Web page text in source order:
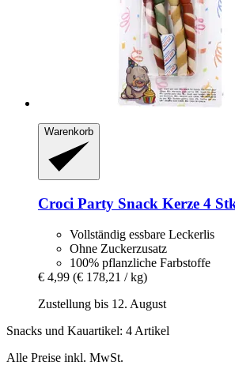
Warenkorb
Croci Party Snack Kerze 4
Vollständig essbare Leckerlis
Ohne Zuckerzusatz
100% pflanzliche Farbstoffe
€ 4,99 (€ 178,21 / kg)
Zustellung bis 12. August
Snacks und Kauartikel: 4 Artikel
Alle Preise inkl. MwSt.